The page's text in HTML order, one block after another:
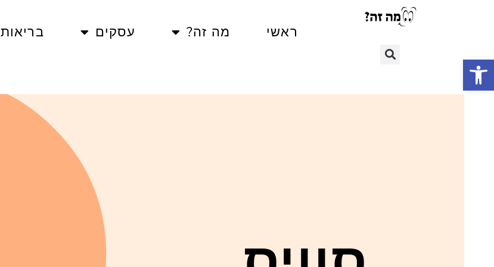
פתח סרגל נגישות
ראשי מה זה? עסקים בריאות